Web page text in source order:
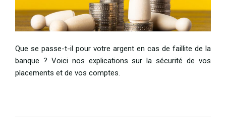
Que se passe-t-il pour votre argent en cas de faillite de la
banque ? Voici nos explications sur la sécurité de vos
placements et de vos comptes.